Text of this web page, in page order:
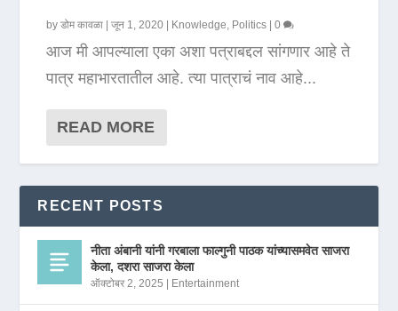
byडोम कावळा |जून 1, 2020 Knowledge, Politics |0
आज मी आपल्याला एका अशा पत्राबद्दल सांगणार आहे ते
पात्र महाभारतातील आहे. त्या पात्राचं नाव आहे...
READ MORE
RECENT POSTS
नीता अंबानी यांनी गरबाला फाल्गुनी पाठक यांच्यासमवेत साजरा
केला, दशरा साजरा केला
ऑक्टोबर 2, 2025 Entertainment